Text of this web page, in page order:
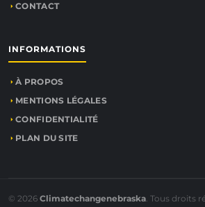
CONTACT
INFORMATIONS
À PROPOS
MENTIONS LÉGALES
CONFIDENTIALITÉ
PLAN DU SITE
© 2026 Climatechangenebraska. Tous droits